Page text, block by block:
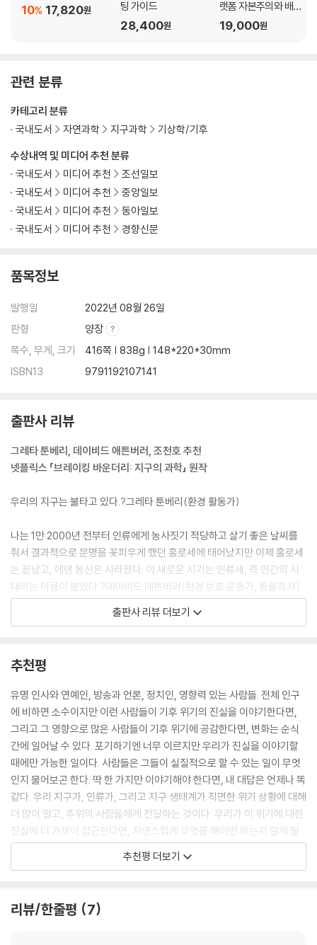
17,820원
10% 팅 가이드
28,400원
랫폼 자본주의와 배달
노동자
19,000원
관련 분류
수상내역 및 미디어 추천 분류
국내도서
미디어 추천
조선일보
국내도서
미디어 추천
중앙일보
국내도서
미디어 추천
동아일보
국내도서
미디어 추천 경향신문
카테고리 분류
국내도서
자연과학 지구과학 기상학/기후
품목정보
발행일
2022년 08월 26일
판형
양장
쪽수, 무게, 크기
416쪽 | 838g | 148*220*30mm
ISBN13
9791192107141
출판사 리뷰
그레타 툰베리, 데이비드 애튼버러, 조천호 추천
넷플릭스 「브레이킹 바운더리: 지구의 과학」 원작
우리의 지구는 불타고 있다.?그레타 툰베리(환경 활동가)
나는 1만 2000년 전부터 인류에게 농사짓기 적당하고 살기 좋은 날씨를
줘서 결과적으로 문명을 꽃피우게 했던 홀로세에 태어났지만 이제 홀로세
는 끝났고, 에덴 동산은 사라졌다. 이 새로운 시기는 인류세, 즉 인간의 시
대라는 이름이 붙었다.?데이비드 애튼버러(환경 보호 운동가, 동물학자)
지구 위험 한계는 오늘날 지구 위기를 이해하는 데 있어 핵심적인 개념이
고갈될 것이다. 아직 미래는 정해지지 않았고 여전히 우리 손에 달려 있다.
미래가 어떻게 될지는 앞으로 10년 동안 인류가 지구 위험 한계를 어떻게
다루느냐에 따라 달라진다.?조천호(대기 과학자, 경희 사이버 대학교 기
후 변화 특임 교수, 전 국립기상과학원장)
매년 기록적인 폭염과 폭우가 반복되는 현상이 전 세계적으로 심화하고 있
다. 기후 위기 문제는 처음 밝혀진 이후부터 오랫동안 논쟁거리였다. 금성
대기의 온실 효과를 발견한 칼 세이건부터 2021년 노벨 물리학상을 기후
변화 모델링 연구에 수여한 노벨상 위원회까지 전 세계 과학계의 대부분은
산업 혁명 이후 인간의 활동으로 인한 전 지구 규모의 기후 온난화를 명확
한 사실이자 인류의 미래를 위협하는 위험을 명확하게 인식하고 경고를 발
령해 왔음에도 불구하고 개인과 기업에서 세력과 국가에 이르기까지 이 문
제와 이해 관계를 가진 많은 이들이 기후 온난화를 부정해 왔고, 전 지구적
고, 온난화를 막을 탄소 중립과 같은 기후 행동은 경제 문제이자 정치 문제
출판사 리뷰 더보기
추천평
유명 인사와 연예인, 방송과 언론, 정치인, 영향력 있는 사람들. 전체 인구
에 비하면 소수이지만 이런 사람들이 기후 위기의 진실을 이야기한다면,
그리고 그 영향으로 많은 사람들이 기후 위기에 공감한다면, 변화는 순식
간에 일어날 수 있다. 포기하기엔 너무 이르지만 우리가 진실을 이야기할
때에만 가능한 일이다. 사람들은 그들이 실질적으로 할 수 있는 일이 무엇
인지 물어보곤 한다. 딱 한 가지만 이야기해야 한다면, 내 대답은 언제나 똑
같다. 우리 지구가, 인류가, 그리고 지구 생태계가 직면한 위기 상황에 대해
더 많이 알고, 주위의 사람들에게 전달하는 것이다. 우리가 이 위기에 대한
진실에 더 가까이 접근한다면, 자연스럽게 무엇을 해야만 하는지 알게 될
것이란 믿음이 있기 때문이다. 과학이 발견하고 정리하는 지식과 사실 속
에 우리의 희망이 있다. 그리고 이런 지식이 빠르게 확산한다면 희망의 크
- 그레타 툰베리 (환경 활동가)
추천평 더보기
리뷰/한줄평 7